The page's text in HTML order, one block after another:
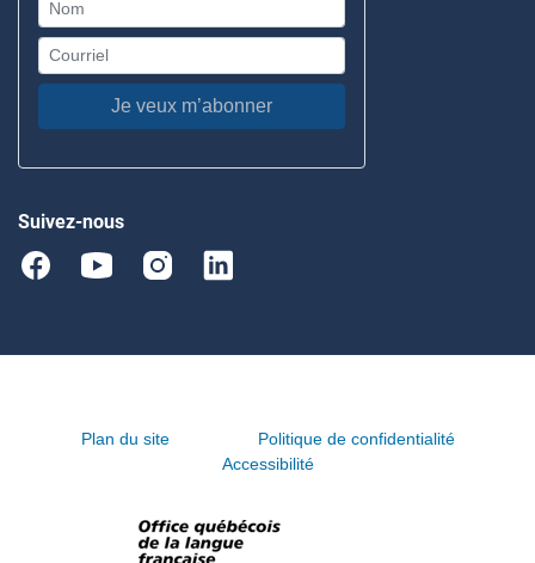
Je veux m’abonner
Suivez-nous
Plan du site
Politique de confidentialité
Accessibilité